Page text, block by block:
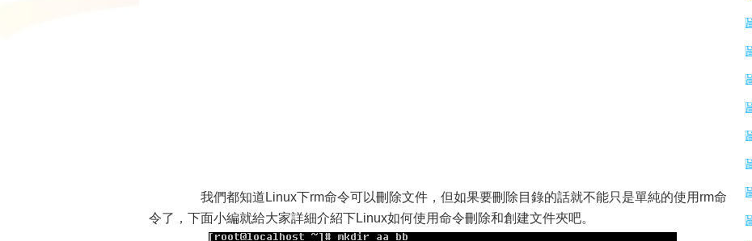
我們都知道Linux下rm命令可以刪除文件，但如果要刪除目錄的話就不能只是單純的使用rm命
令了，下面小編就給大家詳細介紹下Linux如何使用命令刪除和創建文件夾吧。